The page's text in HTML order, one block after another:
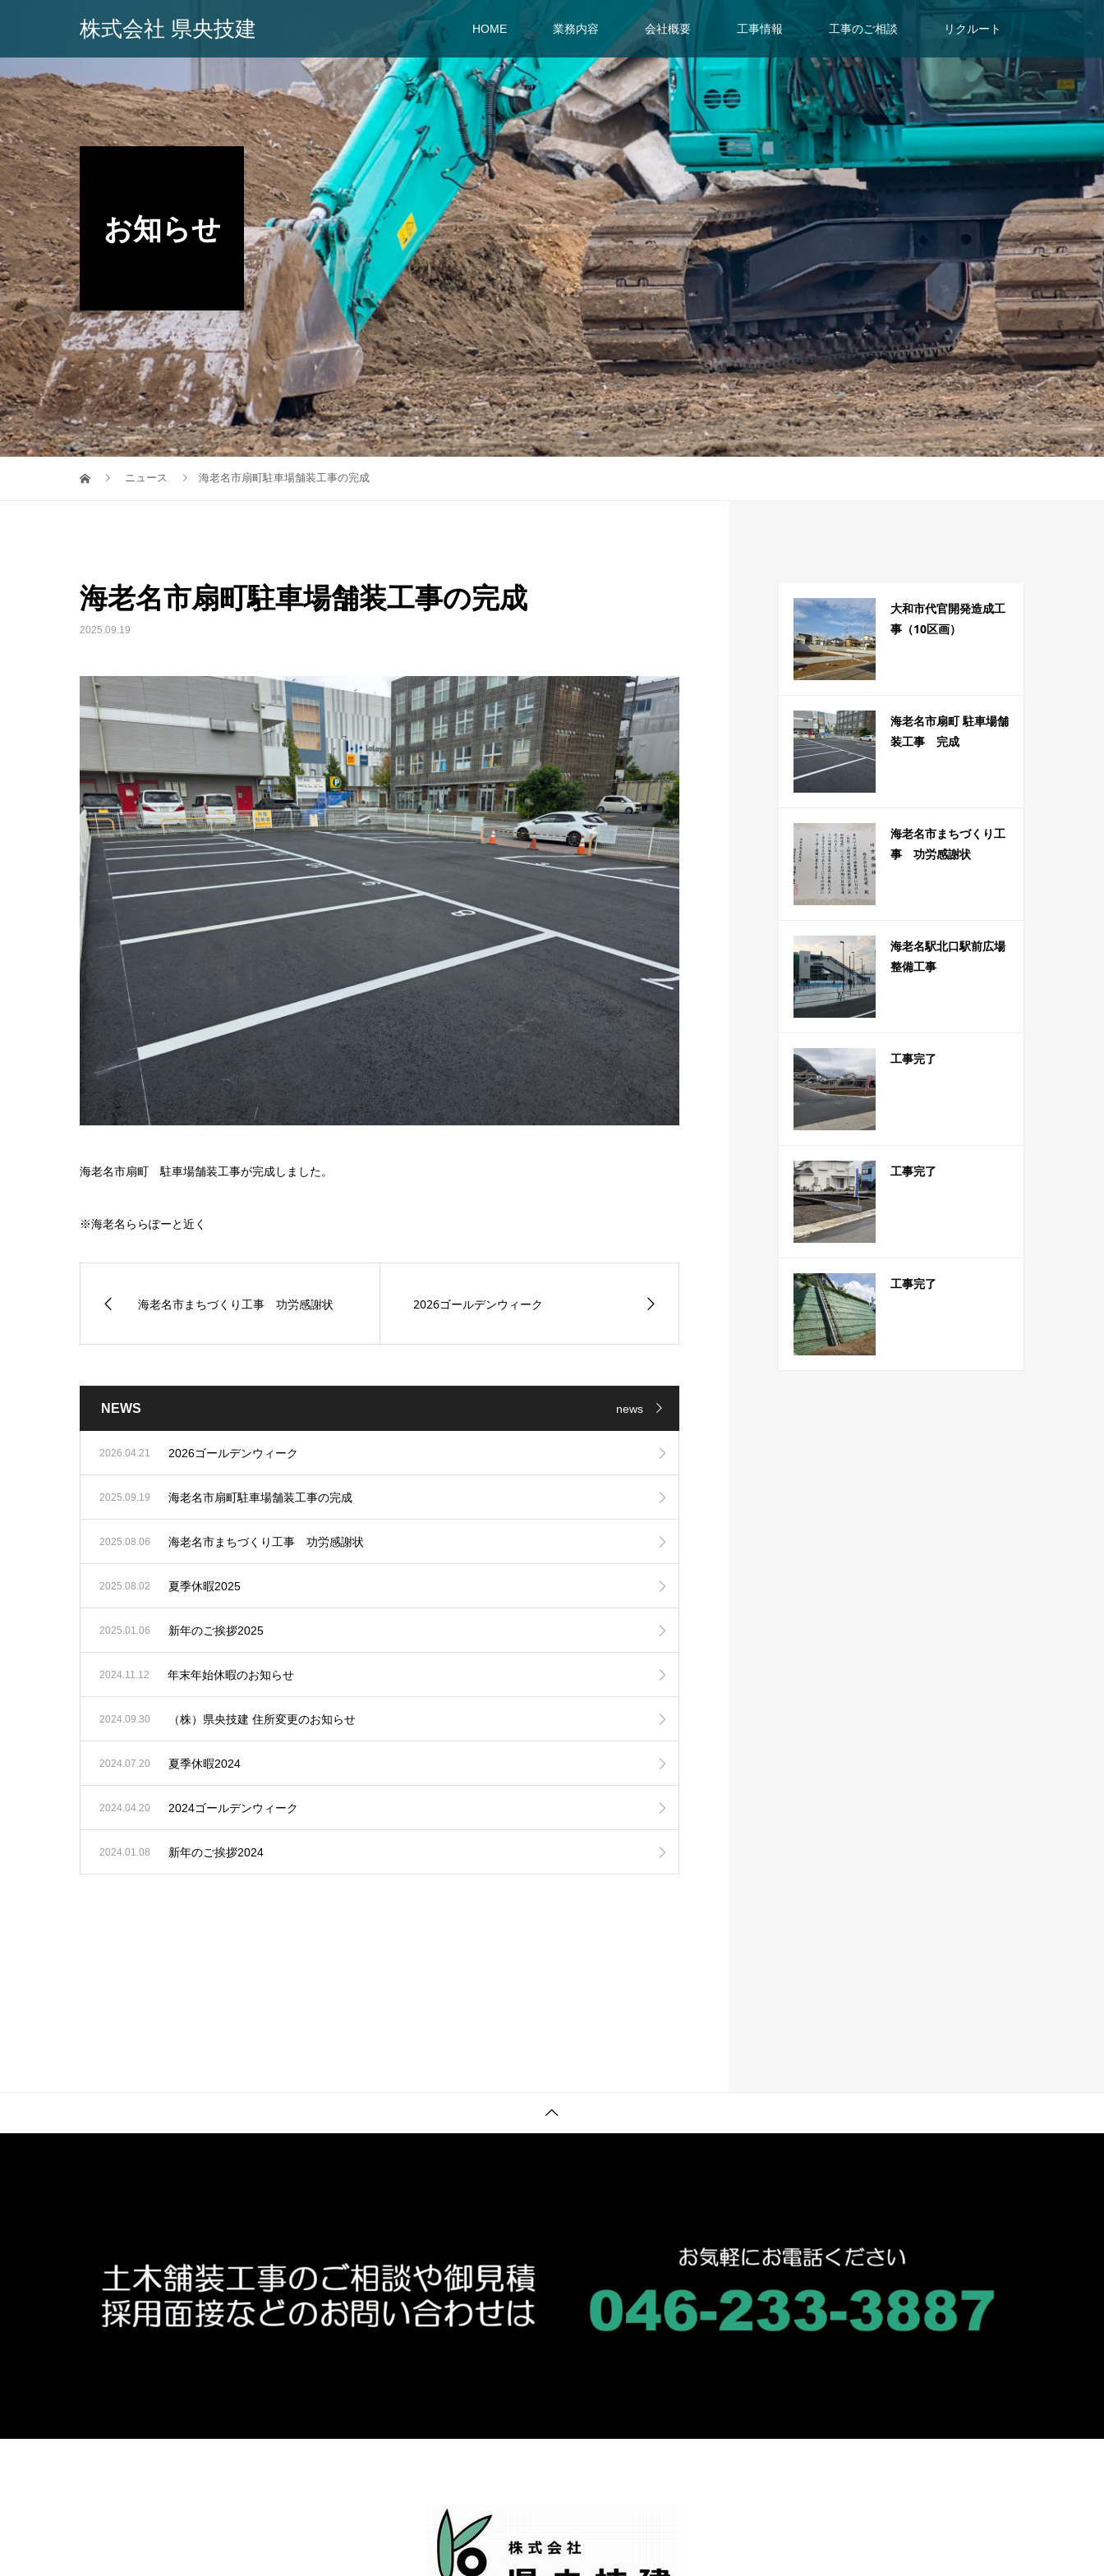
株式会社 県央技建 HOME 業務内容 会社概要 工事情報 工事のご相談 リクルート
お知らせ
ニュース 海老名市扇町駐車場舗装工事の完成
海老名市扇町駐車場舗装工事の完成
2025.09.19
海老名市扇町 駐車場舗装工事が完成しました。
※海老名ららぽーと近く
海老名市まちづくり工事 功労感謝状 2026ゴールデンウィーク
NEWS news
2026.04.21 2026ゴールデンウィーク
2025.09.19 海老名市扇町駐車場舗装工事の完成
2025.08.06 海老名市まちづくり工事 功労感謝状
2025.08.02 夏季休暇2025
2025.01.06 新年のご挨拶2025
2024.11.12 年末年始休暇のお知らせ
2024.09.30 （株）県央技建 住所変更のお知らせ
2024.07.20 夏季休暇2024
2024.04.20 2024ゴールデンウィーク
2024.01.08 新年のご挨拶2024
大和市代官開発造成工
事（10区画）
海老名市扇町 駐車場舗
装工事 完成
海老名市まちづくり工
事 功労感謝状
海老名駅北口駅前広場
整備工事
工事完了
工事完了
工事完了